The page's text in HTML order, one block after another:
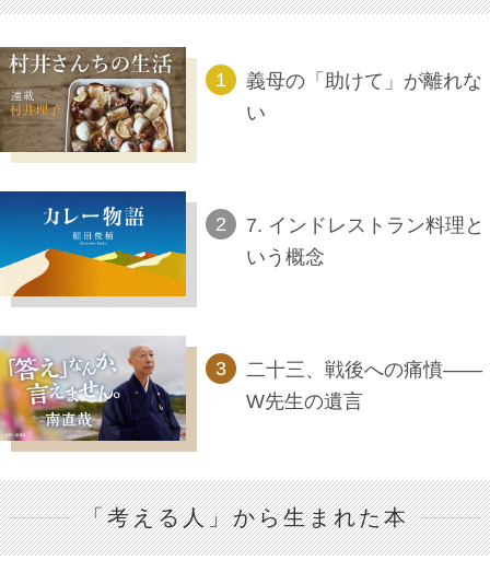
義母の「助けて」が離れな
い
7. インドレストラン料理と
いう概念
二十三、戦後への痛憤――
W先生の遺言
「考える人」から生まれた本